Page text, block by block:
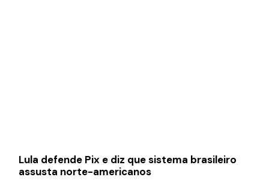
Lula defende Pix e diz que sistema brasileiro
assusta norte-americanos